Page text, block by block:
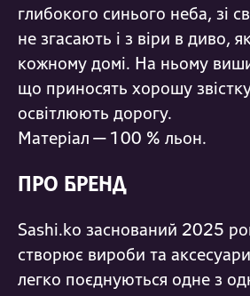
глибокого синього неба, зі
не згасають і з віри в диво,
кожному домі. На ньому
що приносять хорошу
освітлюють дорогу.
Матеріал — 100 % льон.
ПРО БРЕНД
Sashi.ko заснований 2025
створює вироби та
легко поєднуються одне з